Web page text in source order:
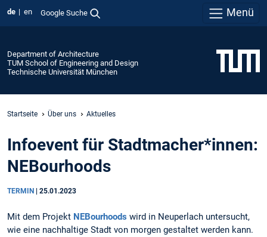
de en Google Suche Menü
Department of Architecture
TUM School of Engineering and Design
Technische Universität München
Startseite Über uns Aktuelles
Infoevent für Stadtmacher*innen:
NEBourhoods
TERMIN 25.01.2023
Mit dem Projekt NEBourhoods wird in Neuperlach untersucht,
wie eine nachhaltige Stadt von morgen gestaltet werden kann.